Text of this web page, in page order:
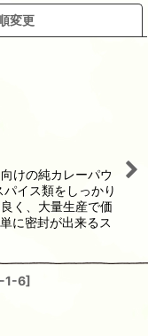
変更
けの純カレーパウ
イス類をしっかり
く、大量生産で価
に密封が出来るス
1-6]